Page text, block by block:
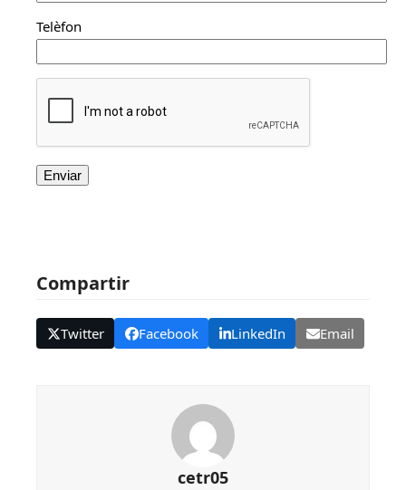
Telèfon
Compartir
Twitter Facebook LinkedIn Email
cetr05